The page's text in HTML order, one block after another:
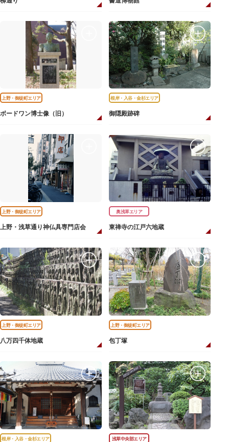
上野・御徒町エリア
ボードワン博士像（旧）
根岸・入谷・金杉エリア
御隠殿跡碑
上野・御徒町エリア
上野・浅草通り神仏具専門店会
奥浅草エリア
東禅寺の江戸六地蔵
上野・御徒町エリア
八万四千体地蔵
上野・御徒町エリア
包丁塚
根岸・入谷・金杉エリア 浅草中央部エリア